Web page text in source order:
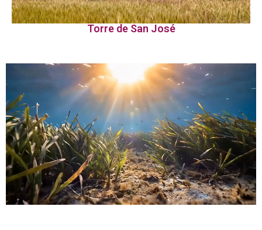
Torre de San José